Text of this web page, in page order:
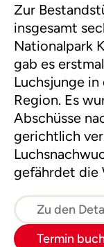
Zur
insgesamt
Nationalpark
gab es
Luchsjunge in
Region. Es
Abschüsse
gerichtlich
gefährdet die
Zu den
Termin